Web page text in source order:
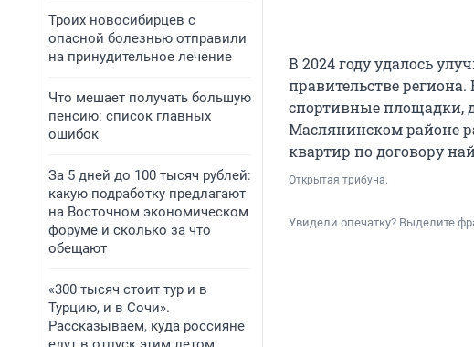
Троих новосибирцев с
опасной болезнью отправили
на принудительное лечение
Что мешает получать большую
пенсию: список главных
ошибок
За 5 дней до 100 тысяч рублей:
какую подработку предлагают
на Восточном экономическом
форуме и сколько за что
обещают
«300 тысяч стоит тур и в
Турцию, и в Сочи».
Рассказываем, куда россияне
В 2024 году удалось
правительстве
спортивные площадки,
Маслянинском районе
квартир по договору
Открытая трибуна.
Увидели опечатку? Выделите